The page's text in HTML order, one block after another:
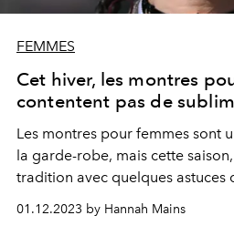
FEMMES
Cet hiver, les montres
contentent pas de
Les montres pour femmes sont
la garde-robe, mais cette
tradition avec quelques astuces
01.12.2023 by Hannah Mains